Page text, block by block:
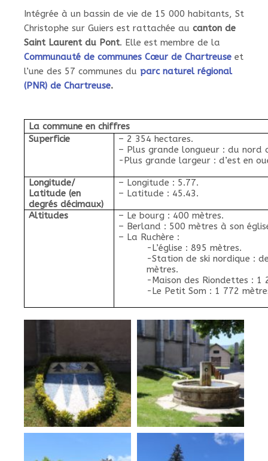
Intégrée à un bassin de vie de 15 000 habitants, St
Christophe sur Guiers est rattachée au canton de
Saint Laurent du Pont. Elle est membre de la
Communauté de communes Cœur de Chartreuse et
l’une des 57 communes du parc naturel régional
(PNR) de Chartreuse.
La commune en chiffres
Superficie
– 2 354 hectares.
– Plus grande longueur : du nord
-Plus grande largeur : d’est en
Longitude/
Latitude (en
degrés décimaux)
– Longitude : 5.77.
– Latitude : 45.43.
Altitudes
– Le bourg : 400 mètres.
– Berland : 500 mètres à son
– La Ruchère :
-L’église : 895 mètres.
-Station de ski nordique :
mètres.
-Maison des Riondettes : 1
-Le Petit Som : 1 772